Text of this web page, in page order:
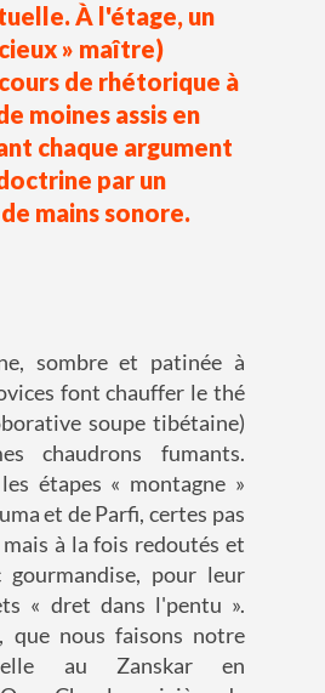
À l'étage, un
» maître)
de rhétorique à
moines assis en
chaque argument
par un
mains sonore.
sombre et patinée à
font chauffer le thé
soupe tibétaine)
chaudrons fumants.
étapes « montagne »
et de Parfi, certes pas
à la fois redoutés et
gourmandise, pour leur
« dret dans l'pentu ».
que nous faisons notre
au Zanskar en